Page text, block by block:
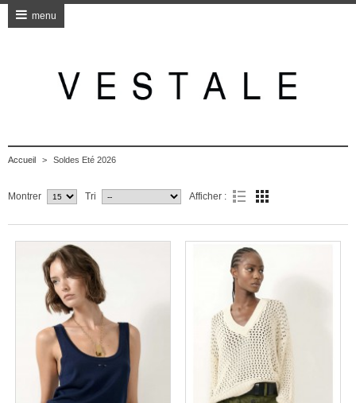
menu
Accueil > Soldes Eté 2026
Montrer Tri Afficher :